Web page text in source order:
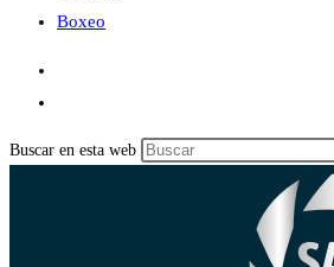
Boxeo
Buscar en esta web